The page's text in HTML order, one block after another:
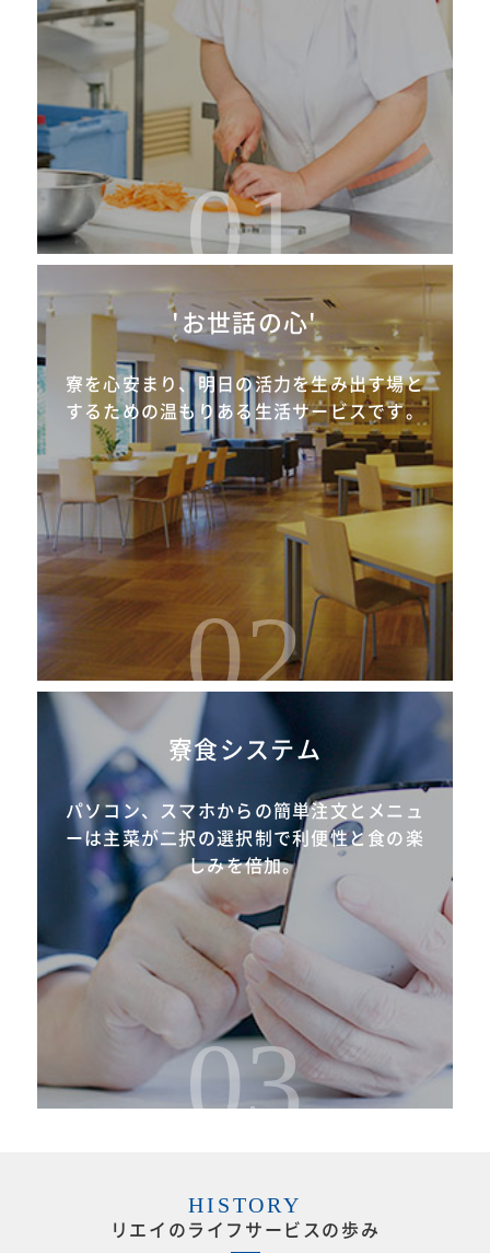
01
'お世話の心'
寮を心安まり、明日の活力を生み出す場と
するための温もりある生活サービスです。
02
寮食システム
パソコン、スマホからの簡単注文とメニュ
ーは主菜が二択の選択制で利便性と食の楽
しみを倍加。
03
HISTORY
リエイのライフサービスの歩み